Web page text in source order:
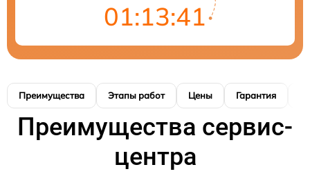
01:13:40
Преимущества Этапы работ Цены Гарантия
Преимущества сервис-
центра